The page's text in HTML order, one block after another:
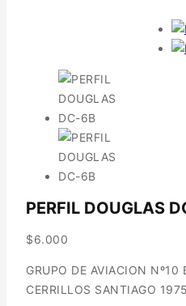
PERFIL DOUGLAS
$6.000
GRUPO DE AVIACION Nº10
CERRILLOS SANTIAGO 1975